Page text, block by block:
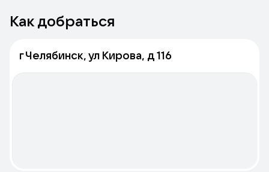
Как добраться
г Челябинск, ул Кирова, д 116